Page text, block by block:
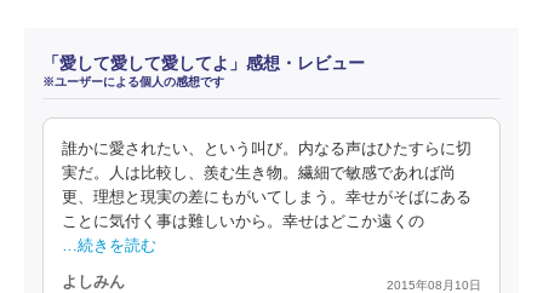
「愛して愛して愛してよ」感想・レビュー
※ユーザーによる個人の感想です
誰かに愛されたい、という叫び。内なる声はひたすらに切
実だ。人は比較し、羨む生き物。繊細で敏感であれば尚
更、理想と現実の差にもがいてしまう。幸せがそばにある
ことに気付く事は難しいから。幸せはどこか遠くの
…続きを読む
よしみん 2015年08月10日